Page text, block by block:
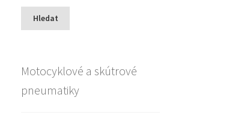
Hledat
Motocyklové a skútrové
pneumatiky